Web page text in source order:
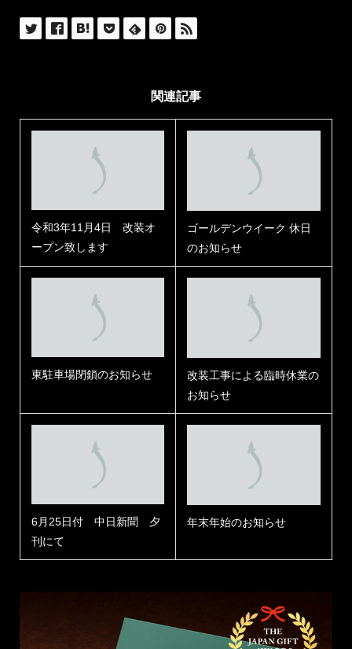
関連記事
令和3年11月4日 改装オ
ープン致します
ゴールデンウイーク 休日
のお知らせ
東駐車場閉鎖のお知らせ
改装工事による臨時休業の
お知らせ
6月25日付 中日新聞 夕
刊にて
年末年始のお知らせ